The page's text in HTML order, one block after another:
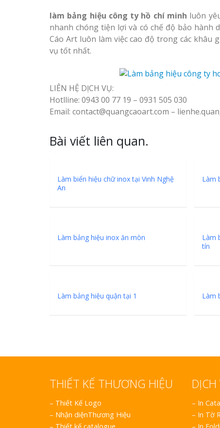
làm bảng hiệu công ty hồ chí minh luôn
nhanh chóng tiện lợi và có chế độ bảo hành
Cáo Art luôn làm việc cao độ trong các khâu
vụ tốt nhất.
LIÊN HỆ DỊCH VỤ:
Hotlline: 0943 00 77 19 – 0931 505 030
Email: contact@quangcaoart.com –
Bài viết liên quan.
Làm biển hiệu chữ inox tại Vinh Nghệ
An
Làm
Làm bảng hiệu inox ăn mòn
Làm
tín
Làm bảng hiệu quận tại 1 Làm
THIẾT KẾ THƯƠNG HIỆU
– Thiết Kế Logo
– Nhận diệnThương Hiệu
– In
– In Tờ